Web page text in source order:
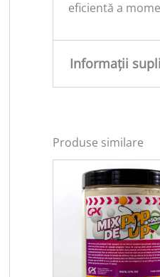
eficientă a
Informații
Produse similare